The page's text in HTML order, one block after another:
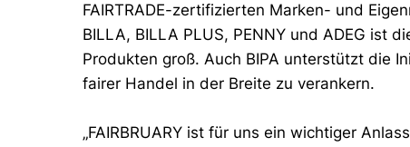
FAIRTRADE-zertifizierten Marken- und
BILLA, BILLA PLUS, PENNY und ADEG ist
Produkten groß. Auch BIPA unterstützt die
fairer Handel in der Breite zu verankern.
„FAIRBRUARY ist für uns ein wichtiger